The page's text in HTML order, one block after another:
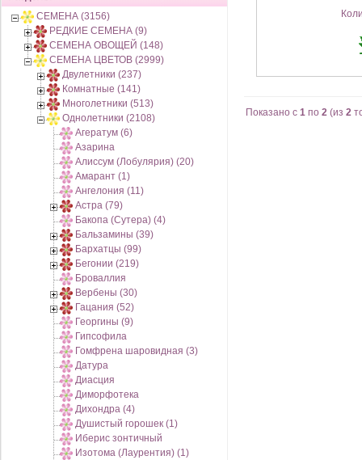
СЕМЕНА (3156)
РЕДКИЕ СЕМЕНА (9)
СЕМЕНА ОВОЩЕЙ (148)
СЕМЕНА ЦВЕТОВ (2999)
Двулетники (237)
Комнатные (141)
Многолетники (513)
Однолетники (2108)
Агератум (6)
Азарина
Алиссум (Лобулярия) (20)
Амарант (1)
Ангелония (11)
Астра (79)
Бакопа (Сутера) (4)
Бальзамины (39)
Бархатцы (99)
Бегонии (219)
Броваллия
Вербены (30)
Гацания (52)
Георгины (9)
Гипсофила
Гомфрена шаровидная (3)
Датура
Диасция
Диморфотека
Дихондра (4)
Душистый горошек (1)
Иберис зонтичный
Изотома (Лаурентия) (1)
Показано с 1 по 2 (из 2